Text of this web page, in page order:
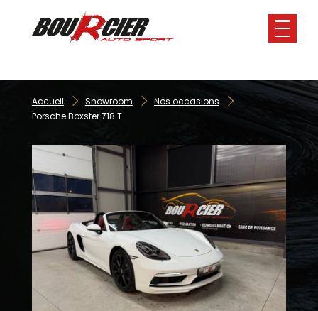
Accueil Showroom
Nos occasions
Porsche Boxster 718 T